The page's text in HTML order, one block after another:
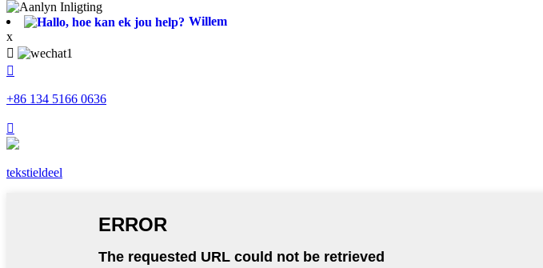
Willem
x


+86 134 5166 0636

tekstieldeel